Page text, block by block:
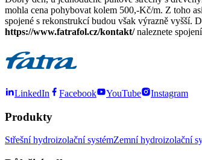
mohla cena pohybovat kolem 500,-Kč/m. Z toho
spojené s rekonstrukcí budou však výrazně vyšší.
https://www.fatrafol.cz/kontakt/naleznete
LinkedIn Facebook YouTube Instagram
Produkty
Střešní hydroizolační systémZemní hydroizolační